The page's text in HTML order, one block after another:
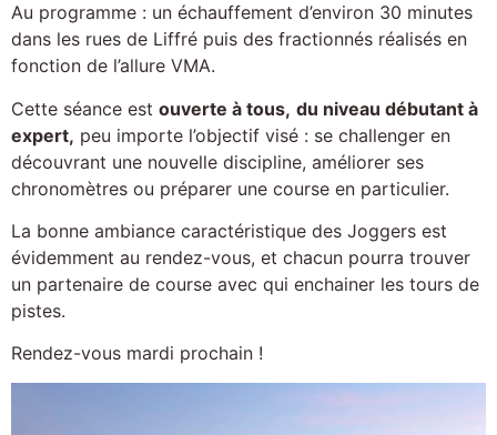
Au programme : un échauffement d’environ 30 minutes
dans les rues de Liffré puis des fractionnés réalisés en
fonction de l’allure VMA.
Cette séance est ouverte à tous, du niveau débutant à
expert, peu importe l’objectif visé : se challenger en
découvrant une nouvelle discipline, améliorer ses
chronomètres ou préparer une course en particulier.
La bonne ambiance caractéristique des Joggers est
évidemment au rendez-vous, et chacun pourra trouver
un partenaire de course avec qui enchainer les tours de
pistes.
Rendez-vous mardi prochain !